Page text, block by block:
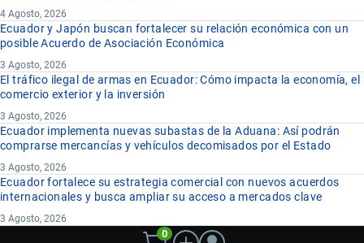
4 Agosto, 2026
Ecuador y Japón buscan fortalecer su relación económica con un
posible Acuerdo de Asociación Económica
3 Agosto, 2026
El tráfico ilegal de armas en Ecuador: Cómo impacta la economía, el
comercio exterior y la inversión
3 Agosto, 2026
Ecuador implementa nuevas subastas de la Aduana: Así podrán
comprarse mercancías y vehículos decomisados por el Estado
3 Agosto, 2026
Ecuador fortalece su estrategia comercial con nuevos acuerdos
internacionales y busca ampliar su acceso a mercados clave
3 Agosto, 2026
0